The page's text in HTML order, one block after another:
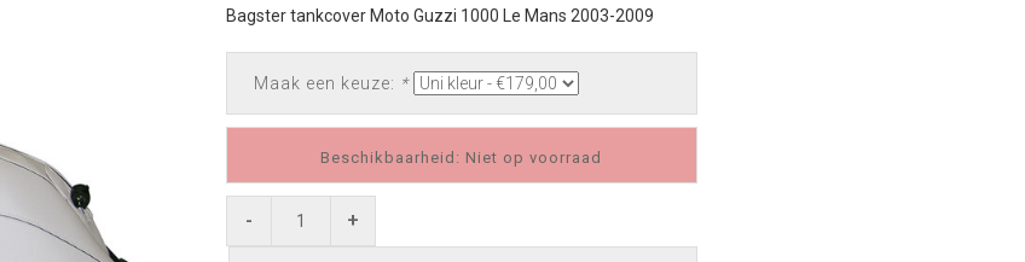
Bagster tankcover Moto Guzzi 1000 Le Mans 2003-2009
Maak een keuze: *
Beschikbaarheid: Niet op voorraad
- +